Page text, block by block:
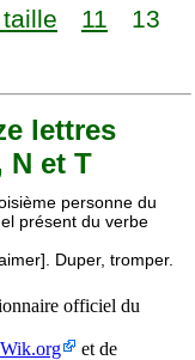
11
13
lettres
N et T
personne du
présent du verbe
Duper, tromper.
officiel du
et de